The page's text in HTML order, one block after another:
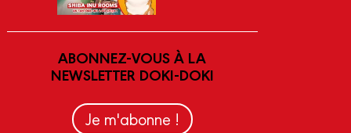
ABONNEZ-VOUS À LA
NEWSLETTER DOKI-DOKI
Je m'abonne !